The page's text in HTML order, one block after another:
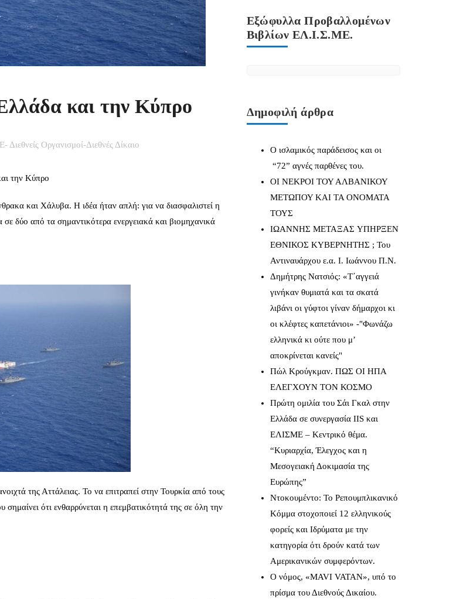
και την Κύπρο
Οργανισμοί-Διεθνές Δίκαιο
την Κύπρο
και Χάλυβα. Η ιδέα ήταν απλή: για να διασφαλιστεί η
δύο από τα σημαντικότερα ενεργειακά και βιομηχανικά
της Αττάλειας. Το να επιτραπεί στην Τουρκία από τους
ότι ενθαρρύνεται η επεμβατικότητά της σε όλη την
Εξώφυλλα Προβαλλομένων
Βιβλίων ΕΛ.Ι.Σ.ΜΕ.
Δημοφιλή άρθρα
Ο ισλαμικός παράδεισος και οι
“72” αγνές παρθένες του.
ΟΙ ΝΕΚΡΟΙ ΤΟΥ ΑΛΒΑΝΙΚΟΥ
ΜΕΤΩΠΟΥ ΚΑΙ ΤΑ ΟΝΟΜΑΤΑ
ΤΟΥΣ
IΩΑΝΝΗΣ ΜΕΤΑΞΑΣ YΠΗΡΞΕΝ
ΕΘΝΙΚΟΣ ΚΥΒΕΡΝΗΤΗΣ ; Του
Αντιναυάρχου ε.α. Ι. Ιωάννου Π.Ν.
Δημήτρης Νατσιός: «Τ΄αγγειά
γινήκαν θυμιατά και τα σκατά
λιβάνι οι γύφτοι γίναν δήμαρχοι κι
οι κλέφτες καπετάνιοι» -"Φωνάζω
ελληνικά κι ούτε που μ’
αποκρίνεται κανείς"
Πώλ Κρούγκμαν. ΠΩΣ ΟΙ ΗΠΑ
ΕΛΕΓΧΟΥΝ ΤΟΝ ΚΟΣΜΟ
Πρώτη ομιλία του Σάι Γκαλ στην
Ελλάδα σε συνεργασία IIS και
ΕΛΙΣΜΕ – Κεντρικό θέμα.
“Κυριαρχία, Έλεγχος και η
Μεσογειακή Δοκιμασία της
Ευρώπης”
Ντοκουμέντο: Το Ρεπουμπλικανικό
Κόμμα στοχοποιεί 12 ελληνικούς
φορείς και Ιδρύματα με την
κατηγορία ότι δρούν κατά των
Αμερικανικών συμφερόντων.
Ο νόμος, «MAVI VATAN», υπό το
πρίσμα του Διεθνούς Δικαίου.